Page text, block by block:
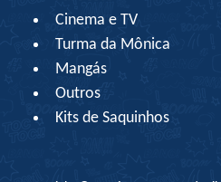
Cinema e TV
Turma da Mônica
Mangás
Outros
Kits de Saquinhos